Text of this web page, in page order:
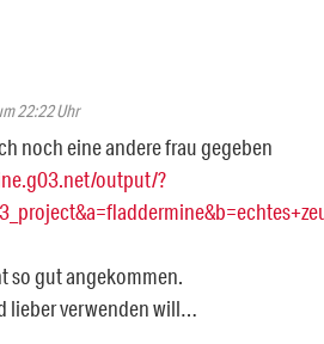
22:22 Uhr
noch eine andere frau gegeben
output/?
so gut angekommen.
lieber verwenden will…